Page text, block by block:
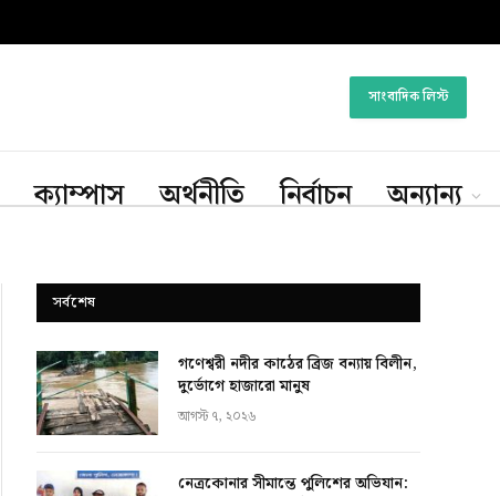
সাংবাদিক লিস্ট
ক্যাম্পাস অর্থনীতি নির্বাচন অন্যান্য
সর্বশেষ
গণেশ্বরী নদীর কাঠের ব্রিজ বন্যায় বিলীন,
দুর্ভোগে হাজারো মানুষ
আগস্ট ৭, ২০২৬
নেত্রকোনার সীমান্তে পুলিশের অভিযান: